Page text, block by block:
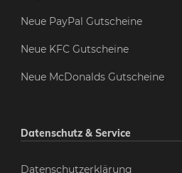
Neue PayPal Gutscheine
Neue KFC Gutscheine
Neue McDonalds Gutscheine
Datenschutz & Service
Datenschutzerklärung